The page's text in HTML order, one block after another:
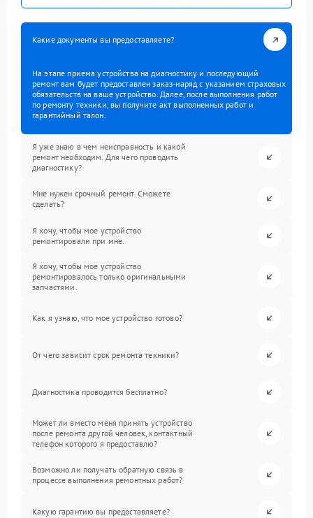
Какие документы вы предоставляете?
На этапе приема устройства на диагностику и последующий
ремонт вам будет предоставлен заказ-наряд с указанием страховых
обязательств на ваше устройство. Далее, после выполнения работ
по ремонту техники, вы получите акт выполненных работ и
гарантийный талон.
Я уже знаю в чем неисправность и какой
ремонт необходим. Для чего проводить
диагностику?
Мне нужен срочный ремонт. Сможете
сделать?
Я хочу, чтобы мое устройство
ремонтировали при мне.
Я хочу, чтобы мое устройство
ремонтировалось только оригинальными
запчастями.
Как я узнаю, что мое устройство готово?
От чего зависит срок ремонта техники?
Диагностика проводится бесплатно?
Может ли вместо меня принять устройство
после ремонта другой человек, контактный
телефон которого я предоставлю?
Возможно ли получать обратную связь в
процессе выполнения ремонтных работ?
Какую гарантию вы предоставляете?